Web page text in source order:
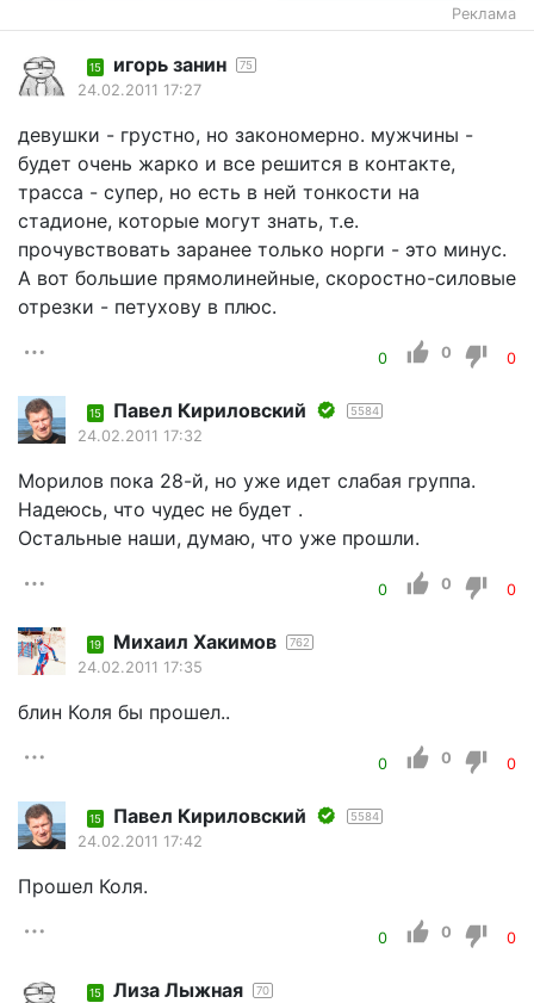
Реклама
15 игорь занин 75
24.02.2011 17:27
девушки - грустно, но закономерно. мужчины -
будет очень жарко и все решится в контакте,
трасса - супер, но есть в ней тонкости на
стадионе, которые могут знать, т.е.
прочувствовать заранее только норги - это минус.
А вот большие прямолинейные, скоростно-силовые
отрезки - петухову в плюс.
0 0 0
15 Павел Кириловский 5584
24.02.2011 17:32
Морилов пока 28-й, но уже идет слабая группа.
Надеюсь, что чудес не будет .
Остальные наши, думаю, что уже прошли.
0 0 0
19 Михаил Хакимов 762
24.02.2011 17:35
блин Коля бы прошел..
0 0 0
15 Павел Кириловский 5584
24.02.2011 17:42
Прошел Коля.
0 0 0
15 Лиза Лыжная 70